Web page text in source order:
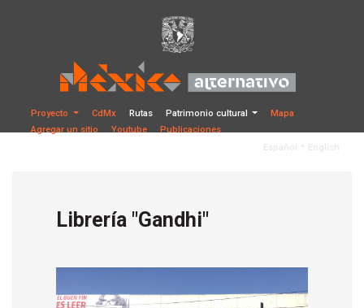
Proyecto CdMx Rutas Patrimonio cultural
Mapa
Agregar un sitio
Youtube
Publicaciones
Librería "Gandhi"